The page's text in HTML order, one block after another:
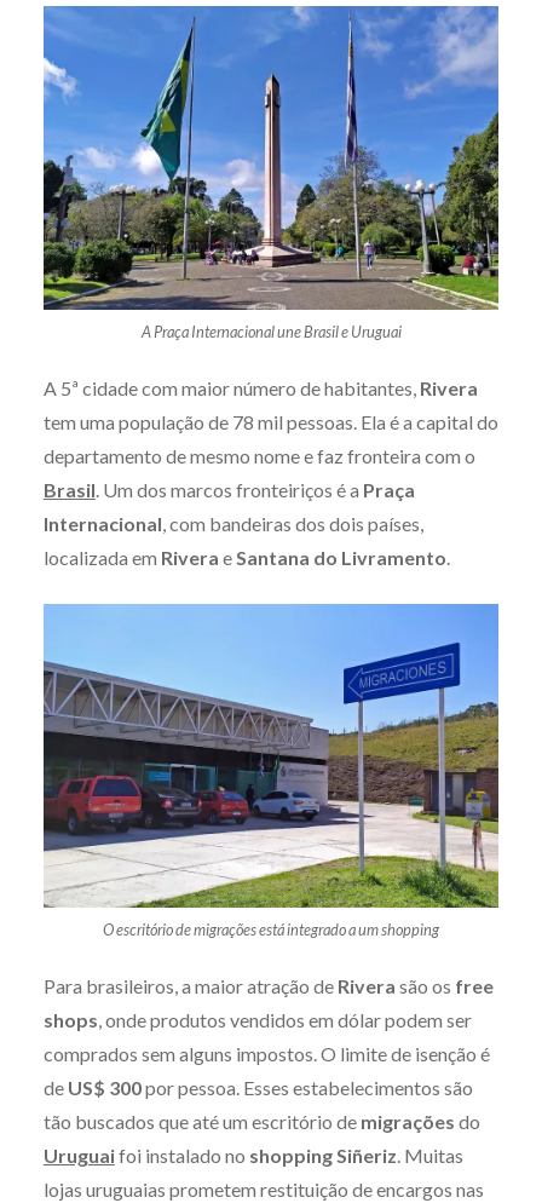
A Praça Internacional une Brasil e Uruguai
A 5ª cidade com maior número de habitantes, Rivera
tem uma população de 78 mil pessoas. Ela é a capital do
departamento de mesmo nome e faz fronteira com o
Brasil. Um dos marcos fronteiriços é a Praça
Internacional, com bandeiras dos dois países,
localizada em Rivera eSantana do Livramento.
O escritório de migrações está integrado a um shopping
Para brasileiros, a maior atração de Rivera são os free
shops, onde produtos vendidos em dólar podem ser
comprados sem alguns impostos. O limite de isenção é
de US$ 300por pessoa. Esses estabelecimentos são
tão buscados que até um escritório de migrações do
Uruguaifoi instalado no shopping Siñeriz. Muitas
lojas uruguaias prometem restituição de encargos nas